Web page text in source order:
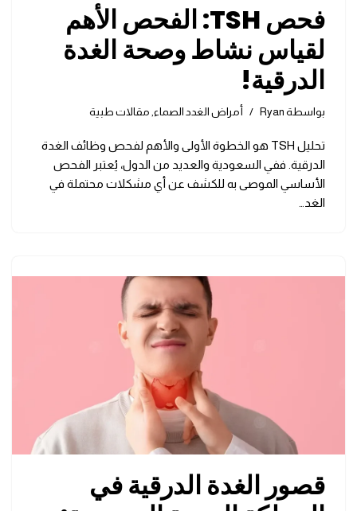
فحص TSH: الفحص الأهم
لقياس نشاط وصحة الغدة
الدرقية!
بواسطة Ryan أمراض الغدد الصماء مقالات طبية
تحليل TSH هو الخطوة الأولى والأهم لفحص وظائف الغدة
الدرقية. ففي السعودية والعديد من الدول، يُعتبر الفحص
الأساسي الموصى به للكشف عن أي مشكلات محتملة في
الغد…
قصور الغدة الدرقية في